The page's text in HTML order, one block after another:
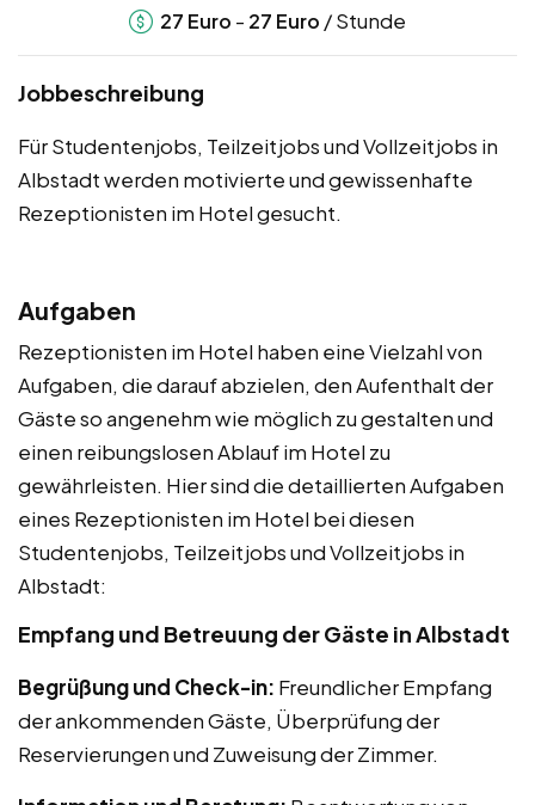
27 Euro - 27 Euro / Stunde
Jobbeschreibung
Für Studentenjobs, Teilzeitjobs und Vollzeitjobs in
Albstadt werden motivierte und gewissenhafte
Rezeptionisten im Hotel gesucht.
Aufgaben
Rezeptionisten im Hotel haben eine Vielzahl von
Aufgaben, die darauf abzielen, den Aufenthalt der
Gäste so angenehm wie möglich zu gestalten und
einen reibungslosen Ablauf im Hotel zu
gewährleisten. Hier sind die detaillierten Aufgaben
eines Rezeptionisten im Hotel bei diesen
Studentenjobs, Teilzeitjobs und Vollzeitjobs in
Albstadt:
Empfang und Betreuung der Gäste in Albstadt
Begrüßung und Check-in: Freundlicher Empfang
der ankommenden Gäste, Überprüfung der
Reservierungen und Zuweisung der Zimmer.